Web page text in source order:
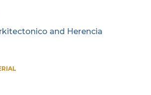
and Herencia